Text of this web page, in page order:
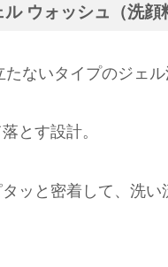
ウォッシュ（洗顔
ないタイプのジェル
とす設計。
ッと密着して、洗い